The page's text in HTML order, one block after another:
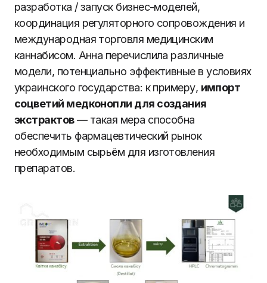
разработка / запуск бизнес-моделей,
координация регуляторного сопровождения и
международная торговля медицинским
каннабисом. Анна перечислила различные
модели, потенциально эффективные в условиях
украинского государства: к примеру, импорт
соцветий медконопли для создания
экстрактов— такая мера способна
обеспечить фармацевтический рынок
необходимым сырьём для изготовления
препаратов.